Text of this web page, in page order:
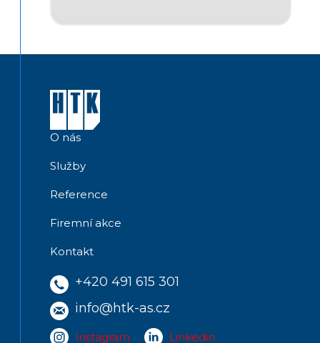
O nás
Služby
Reference
Firemní akce
Kontakt
+420 491 615 301
info@htk-as.cz
Instagram Linkedin